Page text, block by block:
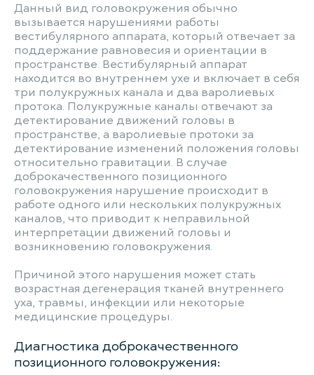
Данный вид головокружения обычно
вызывается нарушениями работы
вестибулярного аппарата, который отвечает за
поддержание равновесия и ориентации в
пространстве. Вестибулярный аппарат
находится во внутреннем ухе и включает в себя
три полукружных канала и два варолиевых
протока. Полукружные каналы отвечают за
детектирование движений головы в
пространстве, а варолиевые протоки за
детектирование изменений положения головы
относительно гравитации. В случае
доброкачественного позиционного
головокружения нарушение происходит в
работе одного или нескольких полукружных
каналов, что приводит к неправильной
интерпретации движений головы и
возникновению головокружения.
Причиной этого нарушения может стать
возрастная дегенерация тканей внутреннего
уха, травмы, инфекции или некоторые
медицинские процедуры.
Диагностика доброкачественного
позиционного головокружения: